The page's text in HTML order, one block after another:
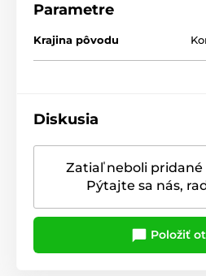
Parametre
Krajina pôvodu
Diskusia
Zatiaľ neboli pridané
Pýtajte sa nás,
Položiť